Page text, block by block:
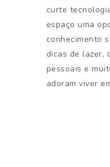
curte
espaço uma
conhecimento
dicas de lazer,
pessoais e
adoram viver